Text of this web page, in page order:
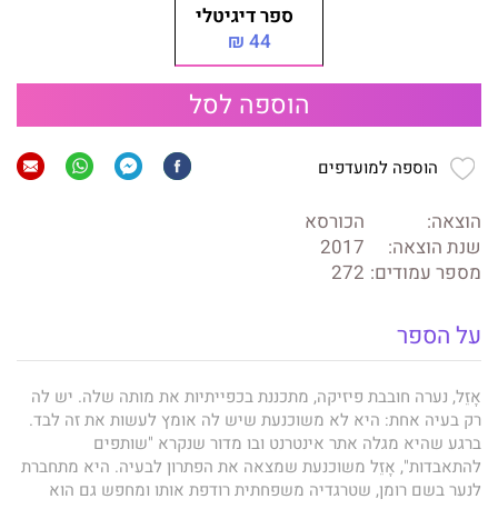
ספר דיגיטלי
44 ₪
הוספה לסל
הוספה למועדפים
הוצאה:
הכורסא
שנת הוצאה:
2017
מספר עמודים: 272
על הספר
אָזֵל, נערה חובבת פיזיקה, מתכננת בכפייתיות את מותה שלה. יש לה
רק בעיה אחת: היא לא משוכנעת שיש לה אומץ לעשות את זה לבד.
ברגע שהיא מגלה אתר אינטרנט ובו מדור שנקרא "שותפים
להתאבדות", אָזֵל משוכנעת שמצאה את הפתרון לבעיה. היא מתחברת
לנער בשם רומן, שטרגדיה משפחתית רודפת אותו ומחפש גם הוא